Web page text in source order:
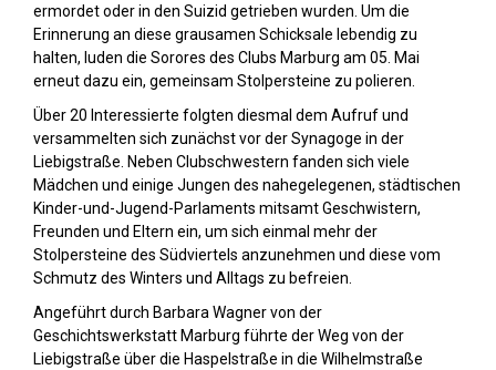
ermordet oder in den Suizid getrieben wurden. Um die
Erinnerung an diese grausamen Schicksale lebendig zu
halten, luden die Sorores des Clubs Marburg am 05. Mai
erneut dazu ein, gemeinsam Stolpersteine zu polieren.
Über 20 Interessierte folgten diesmal dem Aufruf und
versammelten sich zunächst vor der Synagoge in der
Liebigstraße. Neben Clubschwestern fanden sich viele
Mädchen und einige Jungen des nahegelegenen, städtischen
Kinder-und-Jugend-Parlaments mitsamt Geschwistern,
Freunden und Eltern ein, um sich einmal mehr der
Stolpersteine des Südviertels anzunehmen und diese vom
Schmutz des Winters und Alltags zu befreien.
Angeführt durch Barbara Wagner von der
Geschichtswerkstatt Marburg führte der Weg von der
Liebigstraße über die Haspelstraße in die Wilhelmstraße